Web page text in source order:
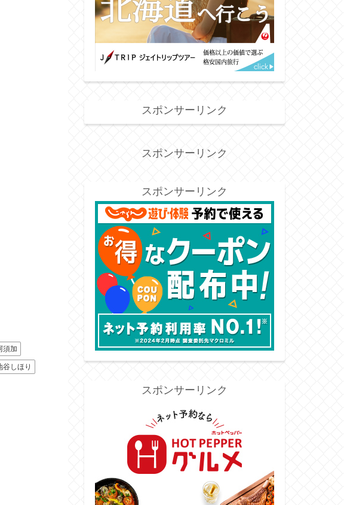
須加
谷しほり
スポンサーリンク
スポンサーリンク
スポンサーリンク
スポンサーリンク